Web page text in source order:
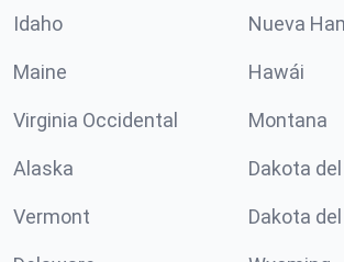
Idaho Nueva
Maine Hawái
Virginia Occidental Montana
Alaska Dakota
Vermont Dakota